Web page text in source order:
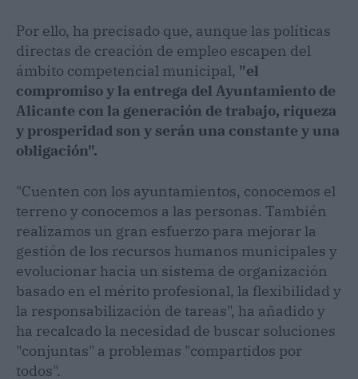
Por ello, ha precisado que, aunque las políticas
directas de creación de empleo escapen del
ámbito competencial municipal, "el
compromiso y la entrega del Ayuntamiento de
Alicante con la generación de trabajo, riqueza
y prosperidad son y serán una constante y una
obligación".
"Cuenten con los ayuntamientos, conocemos el
terreno y conocemos a las personas. También
realizamos un gran esfuerzo para mejorar la
gestión de los recursos humanos municipales y
evolucionar hacia un sistema de organización
basado en el mérito profesional, la flexibilidad y
la responsabilización de tareas", ha añadido y
ha recalcado la necesidad de buscar soluciones
"conjuntas" a problemas "compartidos por
todos".